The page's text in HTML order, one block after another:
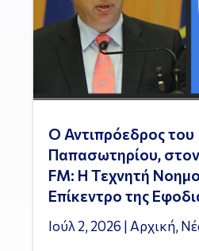
Ο Αντιπρόεδρος
Παπασωτηρίου,
FM: Η Τεχνητή
Επίκεντρο της
Ιούλ 2, 2026 | Αρχική,